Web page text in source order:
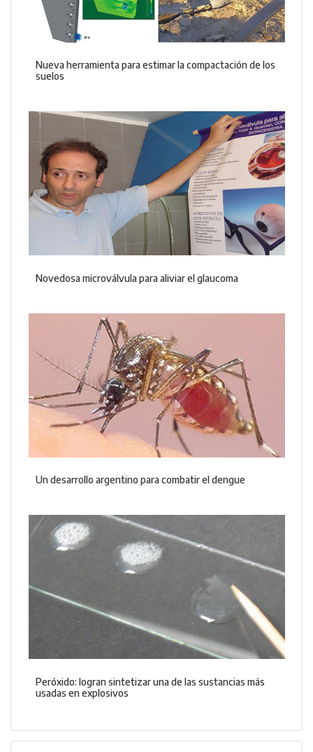
Nueva herramienta para estimar la compactación de los
suelos
Novedosa microválvula para aliviar el glaucoma
Un desarrollo argentino para combatir el dengue
Peróxido: logran sintetizar una de las sustancias más
usadas en explosivos